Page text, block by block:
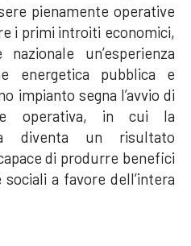
pienamente operative
i primi introiti economici,
nazionale un’esperienza
energetica pubblica e
impianto segna l’avvio di
operativa, in cui la
diventa un risultato
di produrre benefici
a favore dell’intera